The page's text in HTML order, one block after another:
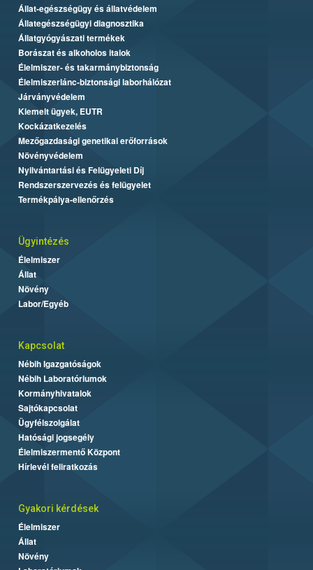
Állat-egészségügy és állatvédelem
Állategészségügyi diagnosztika
Állatgyógyászati termékek
Borászat és alkoholos italok
Élelmiszer- és takarmánybiztonság
Élelmiszerlánc-biztonsági laborhálózat
Járványvédelem
Kiemelt ügyek, EUTR
Kockázatkezelés
Mezőgazdasági genetikai erőforrások
Növényvédelem
Nyilvántartási és Felügyeleti Díj
Rendszerszervezés és felügyelet
Termékpálya-ellenőrzés
Ügyintézés
Élelmiszer
Állat
Növény
Labor/Egyéb
Kapcsolat
Nébih Igazgatóságok
Nébih Laboratóriumok
Kormányhivatalok
Sajtókapcsolat
Ügyfélszolgálat
Hatósági jogsegély
Élelmiszermentő Központ
Hírlevél feliratkozás
Gyakori kérdések
Élelmiszer
Állat
Növény